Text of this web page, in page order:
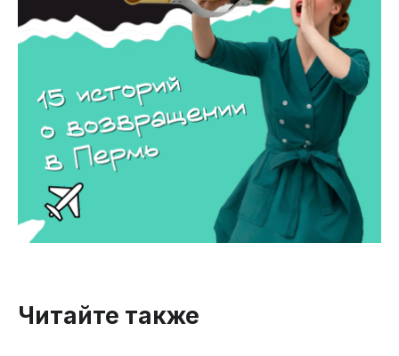
Читайте также